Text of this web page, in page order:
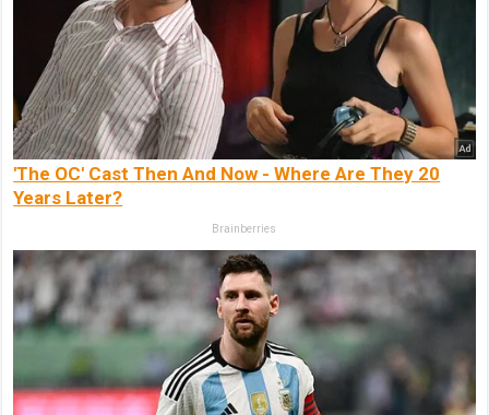
'The OC' Cast Then And Now - Where Are They 20
Years Later?
Brainberries